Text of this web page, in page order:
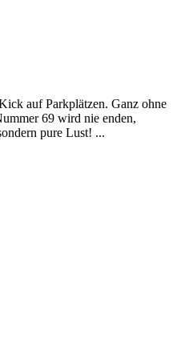
auf Parkplätzen. Ganz ohne
69 wird nie enden,
pure Lust! ...